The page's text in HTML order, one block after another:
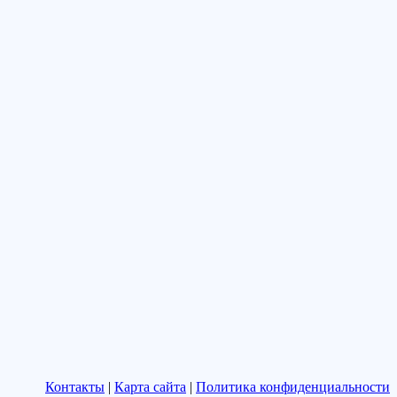
Контакты | Карта сайта | Политика конфиденциальности